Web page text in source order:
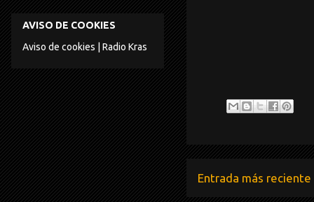
Entrada más reciente
AVISO DE COOKIES
Aviso de cookies | Radio Kras